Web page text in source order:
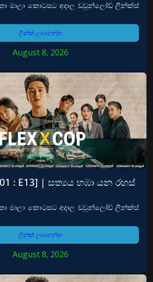
මාලා කොටසට අදාල ඩවුන්ලෝඩ් ලින්ක්ස්
ලින්ක් ලබාගන්න
August 8, 2026
: E13] | සත්‍යය හඹා යන රහස්
මාලා කොටසට අදාල ඩවුන්ලෝඩ් ලින්ක්ස්
ලින්ක් ලබාගන්න
August 8, 2026